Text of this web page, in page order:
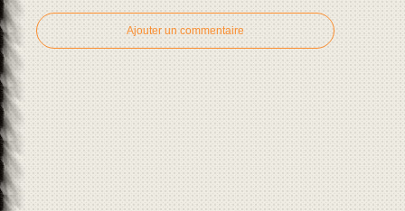
Ajouter un commentaire